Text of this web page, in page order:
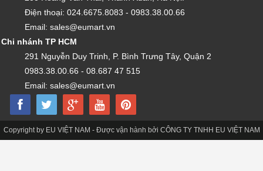
Điện thoại: 024.6675.8083 - 0983.38.00.66
Email: sales@eumart.vn
Chi nhánh TP HCM
291 Nguyễn Duy Trinh, P. Bình Trưng Tây, Quận 2
0983.38.00.66 - 08.687 47 515
Email: sales@eumart.vn
Copyright by EU VIỆT NAM - Được vận hành bởi CÔNG TY TNHH EU VIỆT NAM